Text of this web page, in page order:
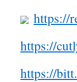
https://
https://
https://